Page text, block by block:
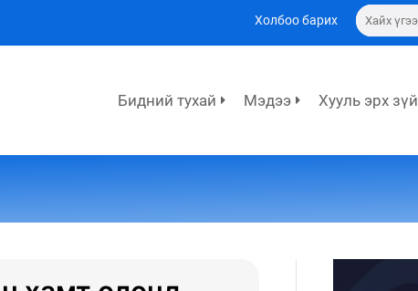
Холбоо барих
Бидний тухай Мэдээ Хууль эрх зүй